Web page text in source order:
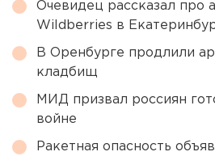
Очевидец рассказал про
Wildberries в
В Оренбурге продлили
кладбищ
МИД призвал россиян
войне
Ракетная опасность